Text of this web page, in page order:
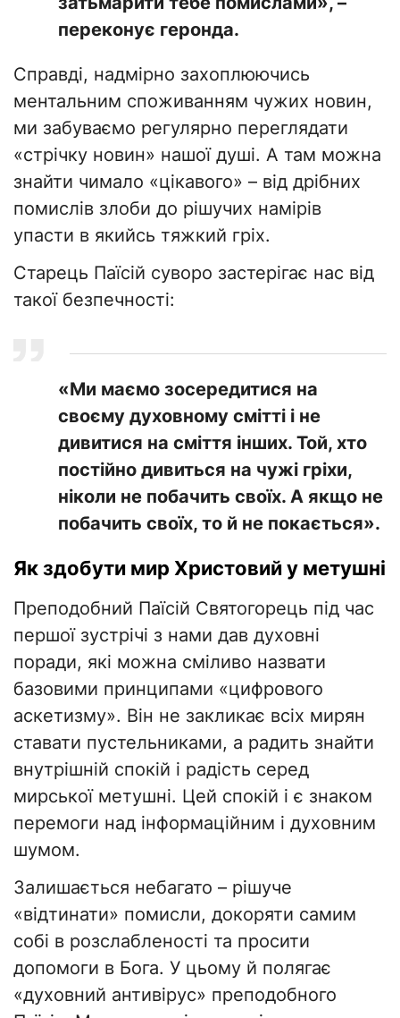
переконує геронда.
Справді, надмірно захоплюючись
ментальним споживанням чужих новин,
ми забуваємо регулярно переглядати
«стрічку новин» нашої душі. А там можна
знайти чимало «цікавого» – від дрібних
помислів злоби до рішучих намірів
упасти в якийсь тяжкий гріх.
Старець Паїсій суворо застерігає нас від
такої безпечності:
«Ми маємо зосередитися на
своєму духовному смітті і не
дивитися на сміття інших. Той, хто
постійно дивиться на чужі гріхи,
ніколи не побачить своїх. А якщо не
побачить своїх, то й не покається».
Як здобути мир Христовий у метушні
Преподобний Паїсій Святогорець під час
першої зустрічі з нами дав духовні
поради, які можна сміливо назвати
базовими принципами «цифрового
аскетизму». Він не закликає всіх мирян
ставати пустельниками, а радить знайти
внутрішній спокій і радість серед
мирської метушні. Цей спокій і є знаком
перемоги над інформаційним і духовним
шумом.
Залишається небагато – рішуче
«відтинати» помисли, докоряти самим
собі в розслабленості та просити
допомоги в Бога. У цьому й полягає
«духовний антивірус» преподобного